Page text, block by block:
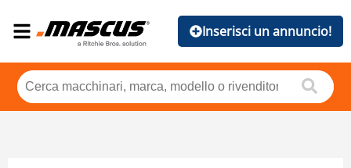
Inserisci un annuncio!